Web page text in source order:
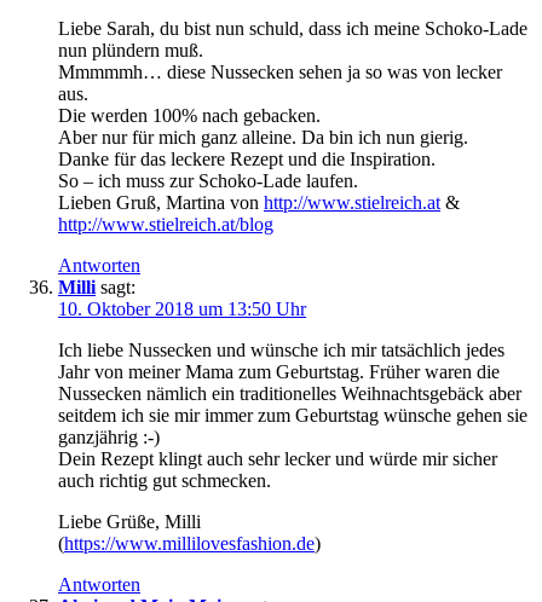
Liebe Sarah, du bist nun schuld, dass ich meine Schoko-Lade
nun plündern muß.
Mmmmmh… diese Nussecken sehen ja so was von lecker
aus.
Die werden 100% nach gebacken.
Aber nur für mich ganz alleine. Da bin ich nun gierig.
Danke für das leckere Rezept und die Inspiration.
So – ich muss zur Schoko-Lade laufen.
Lieben Gruß, Martina von http://www.stielreich.at &
http://www.stielreich.at/blog
Antworten
Milli sagt:
10. Oktober 2018 um 13:50 Uhr
Ich liebe Nussecken und wünsche ich mir tatsächlich jedes
Jahr von meiner Mama zum Geburtstag. Früher waren die
Nussecken nämlich ein traditionelles Weihnachtsgebäck aber
seitdem ich sie mir immer zum Geburtstag wünsche gehen sie
ganzjährig :-)
Dein Rezept klingt auch sehr lecker und würde mir sicher
auch richtig gut schmecken.
Liebe Grüße, Milli
(https://www.millilovesfashion.de)
Antworten